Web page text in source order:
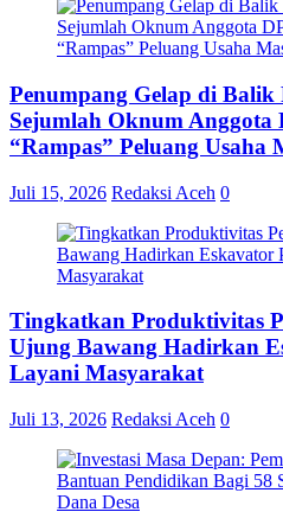
Penumpang Gelap di
Sejumlah Oknum Anggota
“Rampas” Peluang Usaha
Juli 15, 2026 Redaksi Aceh 0
Tingkatkan Produktivitas
Ujung Bawang Hadirkan
Layani Masyarakat
Juli 13, 2026 Redaksi Aceh 0